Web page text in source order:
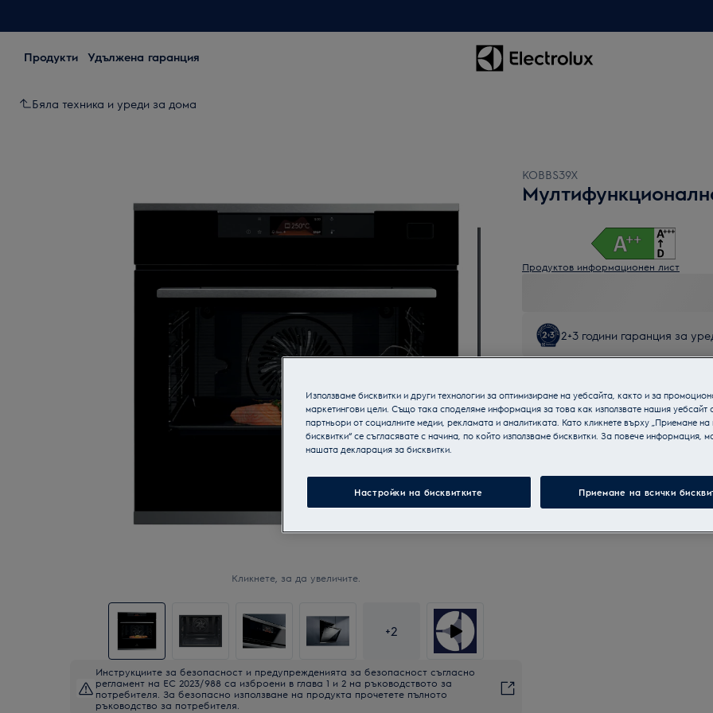
Продукти Удължена гаранция
Бяла техника и уреди за дома
Кликнете, за да увеличите.
+2
Инструкциите за безопасност и предупрежденията за безопасност съгласно
регламент на ЕС 2023/988 са изброени в глава 1 и 2 на ръководството за
потребителя. За безопасно използване на продукта прочетете пълното
ръководство за потребителя.
KOBBS39X
Продуктов информационен лист
2+3 години гаранция за
Използваме бисквитки и други технологии за оптимизиране на уебсайта, както и за
маркетингови цели. Също така споделяме информация за това как използвате нашия уебсайт
партньори от социалните медии, рекламата и аналитиката. Като кликнете върху „Приемане на
бисквитки“ се съгласявате с начина, по който използваме бисквитки. За повече информация,
нашата декларация за бисквитки.
Настройки на бисквитките Приемане на всички